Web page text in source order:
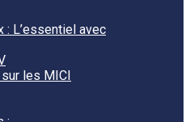
: L’essentiel avec
les MICI